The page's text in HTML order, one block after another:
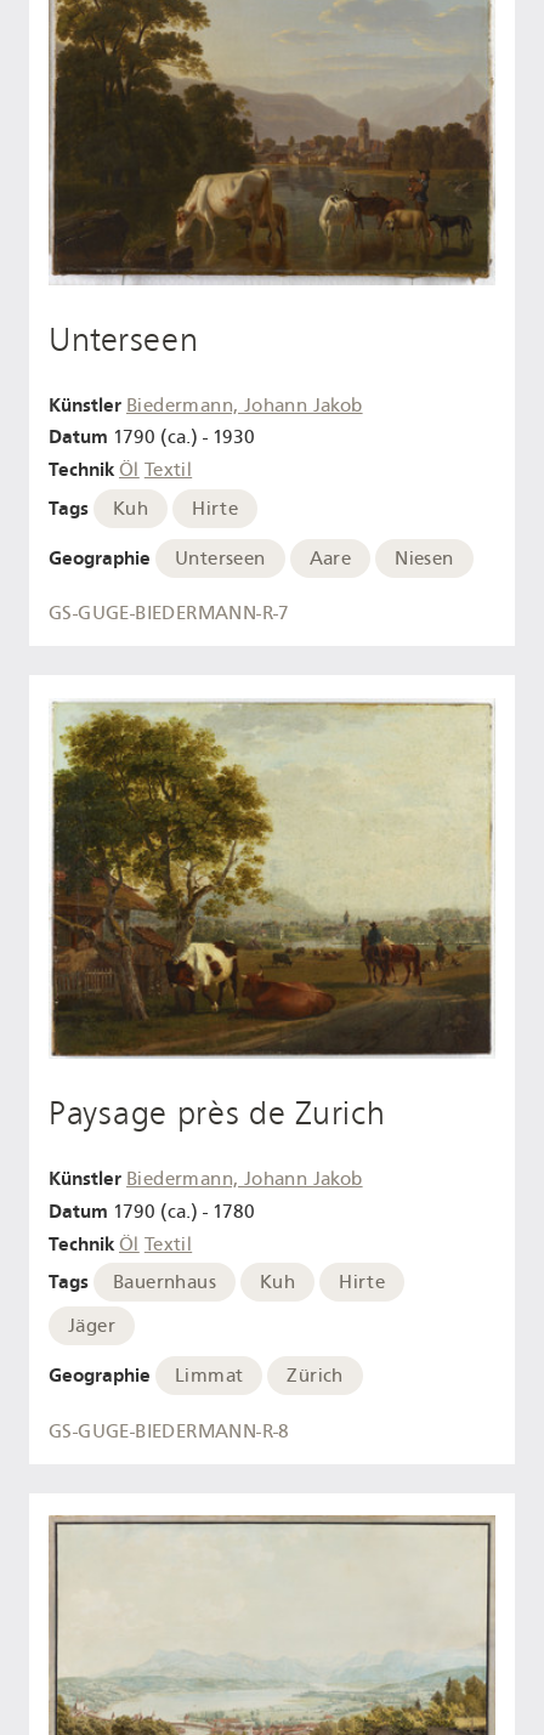
Unterseen
Künstler Biedermann, Johann Jakob
Datum 1790 (ca.) - 1930
Technik Öl Textil
Tags Kuh Hirte
Geographie Unterseen Aare Niesen
GS-GUGE-BIEDERMANN-R-7
Paysage près de Zurich
Künstler Biedermann, Johann Jakob
Datum 1790 (ca.) - 1780
Technik Öl Textil
Tags Bauernhaus Kuh
Hirte
Jäger
Geographie Limmat Zürich
GS-GUGE-BIEDERMANN-R-8